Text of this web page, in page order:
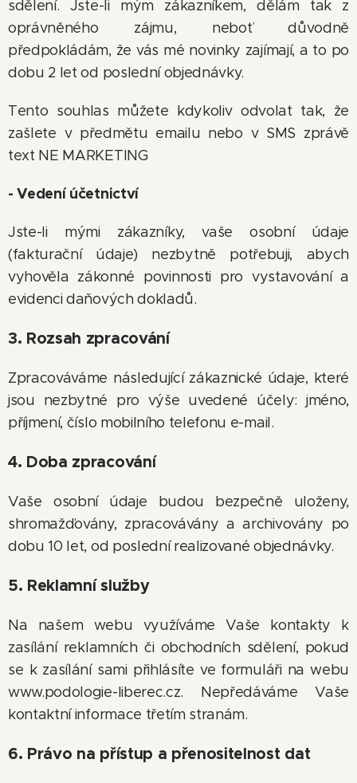
sdělení. Jste-li mým zákazníkem, dělám tak z
oprávněného zájmu, neboť důvodně
předpokládám, že vás mé novinky zajímají, a to po
dobu 2 let od poslední objednávky.
Tento souhlas můžete kdykoliv odvolat tak, že
zašlete v předmětu emailu nebo v SMS zprávě
text NE MARKETING
- Vedení účetnictví
Jste-li mými zákazníky, vaše osobní údaje
(fakturační údaje) nezbytně potřebuji, abych
vyhověla zákonné povinnosti pro vystavování a
evidenci daňových dokladů.
3. Rozsah zpracování
Zpracováváme následující zákaznické údaje, které
jsou nezbytné pro výše uvedené účely: jméno,
příjmení, číslo mobilního telefonu e-mail.
4. Doba zpracování
Vaše osobní údaje budou bezpečně uloženy,
shromažďovány, zpracovávány a archivovány po
dobu 10 let, od poslední realizované objednávky.
5. Reklamní služby
Na našem webu využíváme Vaše kontakty k
zasílání reklamních či obchodních sdělení, pokud
se k zasílání sami přihlásíte ve formuláři na webu
www.podologie-liberec.cz. Nepředáváme Vaše
kontaktní informace třetím stranám.
6. Právo na přístup a přenositelnost dat